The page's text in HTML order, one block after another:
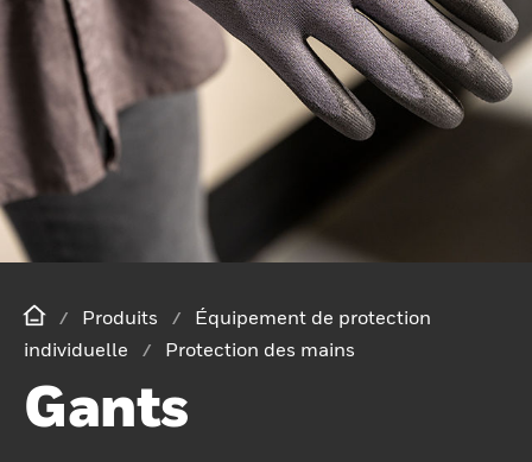
Produits
Équipement de protection
individuelle
Protection des mains
Gants